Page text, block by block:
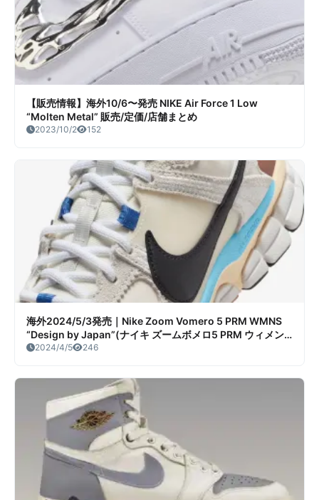
【販売情報】海外10/6〜発売 NIKE Air Force 1 Low
“Molten Metal” 販売/定価/店舗まとめ
2023/10/2 152
海外2024/5/3発売｜Nike Zoom Vomero 5 PRM WMNS
“Design by Japan”(ナイキ ズームボメロ5 PRM ウィメン
ズ “デザイン バイ ジャパン”)販売/定価/店舗情報
2024/4/5 246